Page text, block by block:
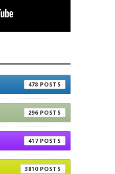
478
296
417
3810